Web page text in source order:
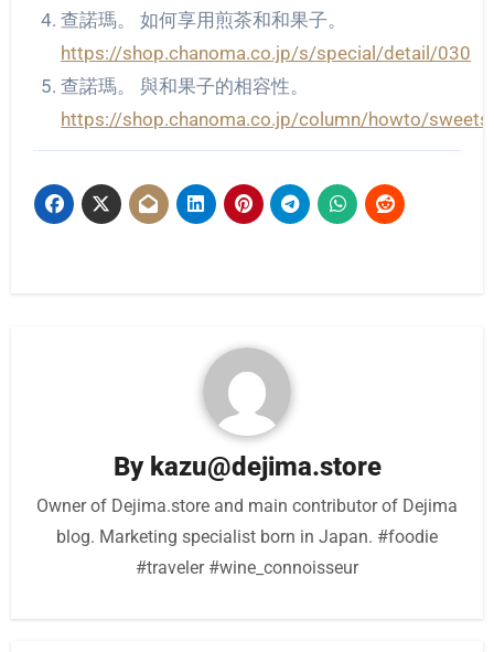
查諾瑪。 如何享用煎茶和和果子。
https://shop.chanoma.co.jp/s/special/detail/030
查諾瑪。 與和果子的相容性。
https://shop.chanoma.co.jp/column/howto/
By kazu@dejima.store
Owner of Dejima.store and main contributor of Dejima
blog. Marketing specialist born in Japan. #foodie
#traveler #wine_connoisseur